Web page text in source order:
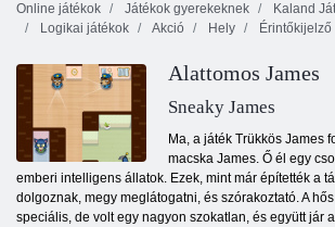
Online játékok
Játékok gyerekeknek
Kaland
Logikai játékok
Akció Hely Érintőkijelző
Alattomos James
Sneaky James
Ma, a játék Trükkös James
macska James. Ő él egy
emberi intelligens állatok. Ezek, mint már építették a
dolgoznak, megy meglátogatni, és szórakoztató. A
speciális, de volt egy nagyon szokatlan, és együtt jár